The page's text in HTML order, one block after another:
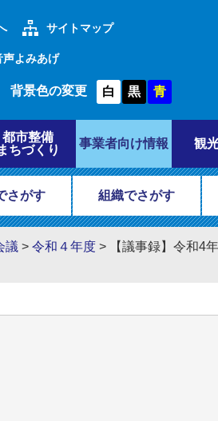
サイトマップ
声よみあげ
背景色の変更 白 黒 青
都市整備
ちづくり
事業者向け情報 観
さがす 組織でさがす
議 > 令和４年度 >
【議事録】令和4